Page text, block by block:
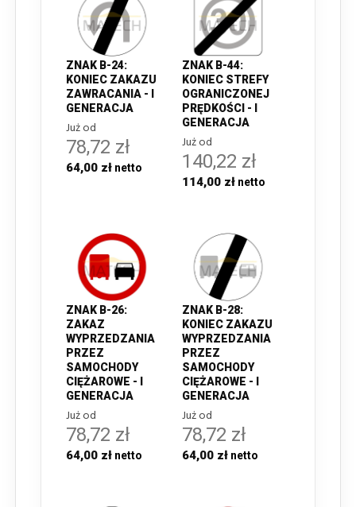
ZNAK B-24:
KONIEC ZAKAZU
ZAWRACANIA - I
GENERACJA
Już od
78,72 zł
64,00 zł
ZNAK B-44:
KONIEC STREFY
OGRANICZONEJ
PRĘDKOŚCI - I
GENERACJA
Już od
140,22 zł
114,00 zł
ZNAK B-26:
ZAKAZ
WYPRZEDZANIA
PRZEZ
SAMOCHODY
CIĘŻAROWE - I
GENERACJA
Już od
78,72 zł
64,00 zł
ZNAK B-28:
KONIEC ZAKAZU
WYPRZEDZANIA
PRZEZ
SAMOCHODY
CIĘŻAROWE - I
GENERACJA
Już od
78,72 zł
64,00 zł